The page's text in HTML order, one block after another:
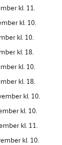
kl. 11.
kl. 10.
kl. 10.
kl. 18.
kl. 10.
kl. 18.
kl. 10.
kl. 10.
kl. 11.
kl. 10.